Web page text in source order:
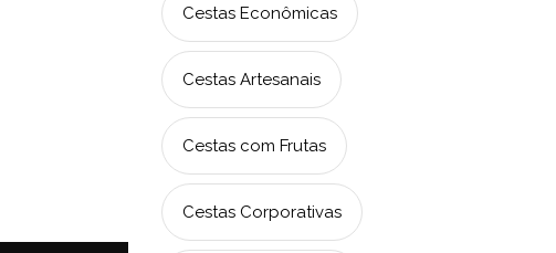
Cestas Econômicas
Cestas Artesanais
Cestas com Frutas
Cestas Corporativas